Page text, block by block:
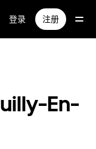
登录 注册
En-